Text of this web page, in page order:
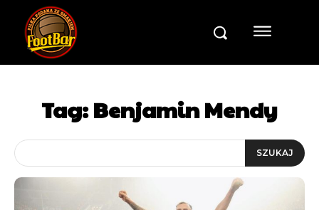
Tag:Benjamin Mendy
SZUKAJ